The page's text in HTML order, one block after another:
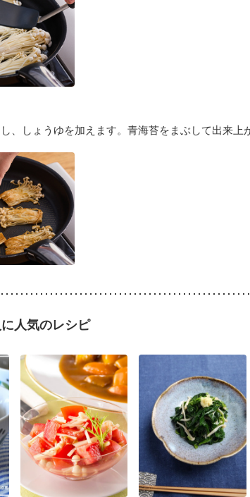
、しょうゆを加えます。青海苔をまぶして出来上
人気のレシピ